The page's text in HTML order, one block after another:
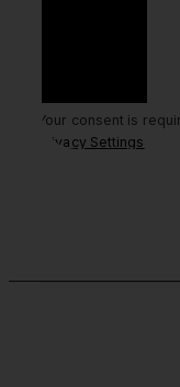
Your consent is
Privacy Settings